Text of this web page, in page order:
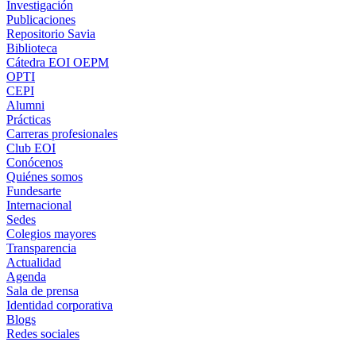
Investigación
Publicaciones
Repositorio Savia
Biblioteca
Cátedra EOI OEPM
OPTI
CEPI
Alumni
Prácticas
Carreras profesionales
Club EOI
Conócenos
Quiénes somos
Fundesarte
Internacional
Sedes
Colegios mayores
Transparencia
Actualidad
Agenda
Sala de prensa
Identidad corporativa
Blogs
Redes sociales